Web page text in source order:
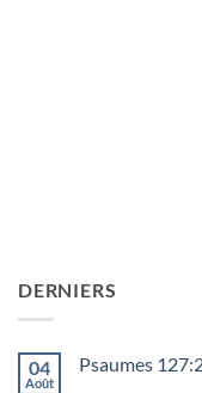
DERNIERS
04
Août
Psaumes